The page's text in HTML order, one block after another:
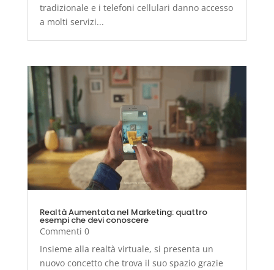
tradizionale e i telefoni cellulari danno accesso
a molti servizi...
Realtà Aumentata nel Marketing: quattro
esempi che devi conoscere
Commenti 0
Insieme alla realtà virtuale, si presenta un
nuovo concetto che trova il suo spazio grazie